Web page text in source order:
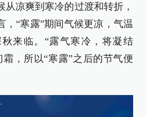
从凉爽到寒冷的过渡和转折，
，“寒露”期间气候更凉，气温
来临。“露气寒冷，将凝结
，所以“寒露”之后的节气便